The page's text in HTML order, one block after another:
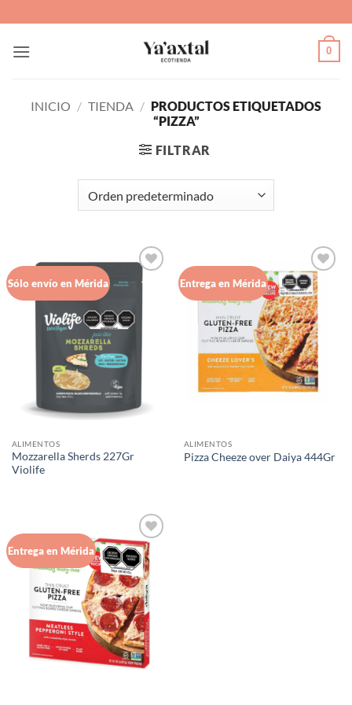
al
contenido
0
INICIO / TIENDA / PRODUCTOS ETIQUETADOS
“PIZZA”
FILTRAR
Sólo envío en Mérida
Agregar
Deseos
ALIMENTOS
Mozzarella Sherds 227Gr
Violife
Entrega en Mérida
Agregar
a Lista
de
Deseos
ALIMENTOS
Pizza Cheeze over Daiya 444Gr
Entrega en Mérida
Agregar
a Lista
de
Deseos